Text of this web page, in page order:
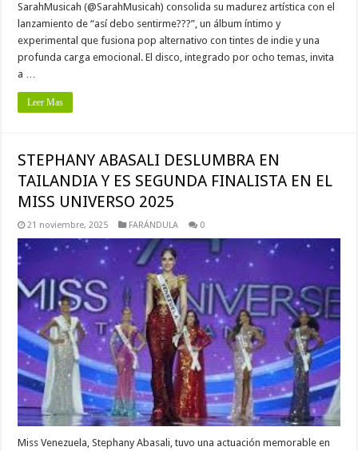
SarahMusicah (@SarahMusicah) consolida su madurez artística con el
lanzamiento de “así debo sentirme???”, un álbum íntimo y
experimental que fusiona pop alternativo con tintes de indie y una
profunda carga emocional. El disco, integrado por ocho temas, invita
a …
Leer Mas
STEPHANY ABASALI DESLUMBRA EN
TAILANDIA Y ES SEGUNDA FINALISTA EN EL
MISS UNIVERSO 2025
21 noviembre, 2025 FARÁNDULA 0
Miss Venezuela, Stephany Abasali, tuvo una actuación memorable en